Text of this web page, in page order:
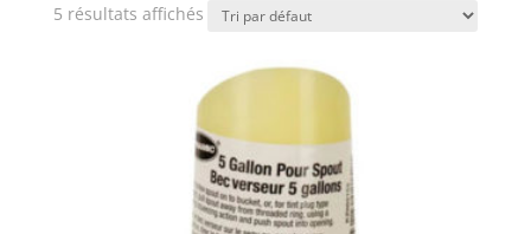
5 résultats affichés